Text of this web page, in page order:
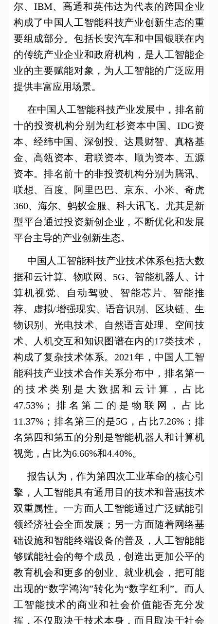
尔、 IBM、高通和英伟达为代表的跨国企业
构成了中国人工智能科技产业创新生态的重
要组成部分。包括长安汽车和中国银联在内
的传统产业企业和政府机构，是人工智能企
业的主要赋能对象，为人工智能的广泛应用
提供丰富应用场景。
在中国人工智能科技产业发展中，排名前
十的投资机构分别为红杉资本中国、IDG资
本、经纬中国、深创投、达晨财智、真格基
金、高瓴资本、君联资本、顺为资本、五源
资本。排名前十的非投资机构分别为腾讯、
联想、百度、阿里巴巴、京东、小米、奇虎
360、海尔、蚂蚁金服、科大讯飞。尤其是新
型平台通过投资新创企业，不断优化和发展
平台主导的产业创新生态。
中国人工智能科技产业技术体系包括大数
据和云计算、物联网、 5G、智能机器人、计
算机视觉、自动驾驶、智能芯片、智能推
荐、虚拟/增强现实、语音识别、区块链、生
物识别、光电技术、自然语言处理、空间技
术、人机交互和知识图谱在内的17类技术，
构成了复杂技术体系。 2021年，中国人工智
能科技产业技术合作关系分布中，排名第一
的技术类别是大数据和云计算，占比
47.53% ；排名第二的是物联网，占比
11.37% ；排名第三的是5G ，占比7.26% ；排
名第四和第五的分别是智能机器人和计算机
视觉，占比为6.66%和4.40%。
报告认为，作为第四次工业革命的核心引
擎，人工智能具有通用目的技术和普惠技术
双重属性。一方面人工智能通过广泛赋能引
领经济社会全面发展；另一方面随着网络基
础设施和智能终端设备的普及，人工智能能
够赋能社会的每个成员，创造出更加公平的
教育机会和更多的创业、就业机会，把可能
出现的“数字鸿沟”转化为“数字红利”。而人
工智能技术的商业和社会价值能否充分发
挥，不仅取决于技术本身，而且取决于社会